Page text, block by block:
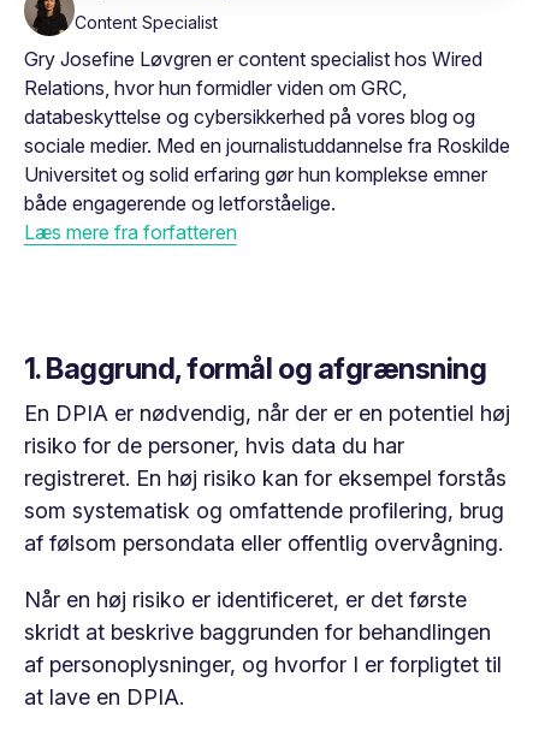
Content Specialist
Gry Josefine Løvgren er content specialist hos Wired
Relations, hvor hun formidler viden om GRC,
databeskyttelse og cybersikkerhed på vores blog og
sociale medier. Med en journalistuddannelse fra Roskilde
Universitet og solid erfaring gør hun komplekse emner
både engagerende og letforståelige.
Læs mere fra forfatteren
1. Baggrund, formål og afgrænsning
En DPIA er nødvendig, når der er en potentiel høj
risiko for de personer, hvis data du har
registreret. En høj risiko kan for eksempel forstås
som systematisk og omfattende profilering, brug
af følsom persondata eller offentlig overvågning.
Når en høj risiko er identificeret, er det første
skridt at beskrive baggrunden for behandlingen
af personoplysninger, og hvorfor I er forpligtet til
at lave en DPIA.